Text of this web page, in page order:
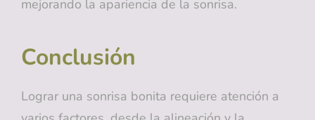
mejorando la apariencia de la sonrisa.
Conclusión
Lograr una sonrisa bonita requiere atención a